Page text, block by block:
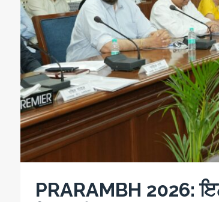
PRARAMBH 2026: